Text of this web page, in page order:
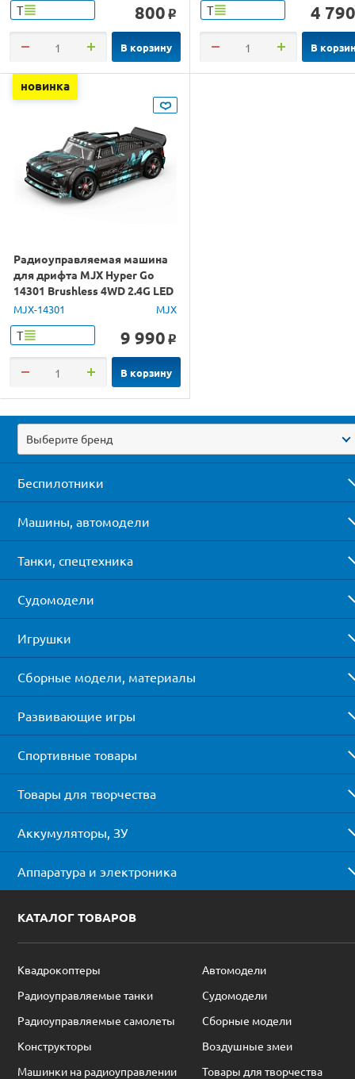
Т 800 o
В корзину
Т 4 790
В
новинка
Радиоуправляемая машина
для дрифта MJX Hyper Go
14301 Brushless 4WD 2.4G LED
1/14 RTR
MJX-14301 MJX
Т 9 990 o
В корзину
Выберите бренд
Беспилотники
Машины, автомодели
Танки, спецтехника
Судомодели
Игрушки
Сборные модели, материалы
Развивающие игры
Спортивные товары
Товары для творчества
Аккумуляторы, ЗУ
Аппаратура и электроника
КАТАЛОГ ТОВАРОВ
Квадрокоптеры
Автомодели
Радиоуправляемые танки
Судомодели
Радиоуправляемые самолеты
Сборные модели
Конструкторы
Воздушные змеи
Машинки на радиоуправлении
Товары для творчества